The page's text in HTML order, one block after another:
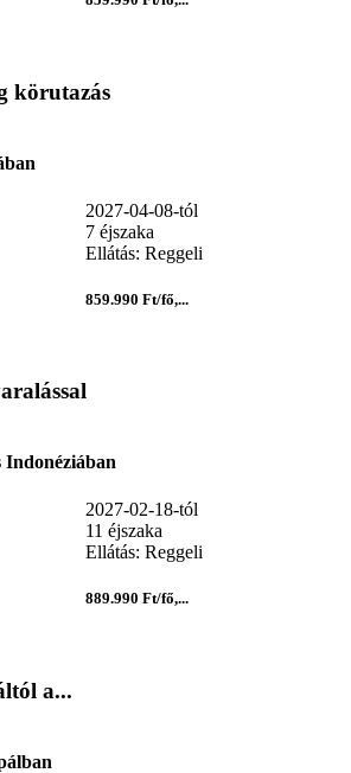
körutazás
2027-04-08-tól
7 éjszaka
Ellátás: Reggeli
859.990 Ft/fő,...
2027-02-18-tól
11 éjszaka
Ellátás: Reggeli
889.990 Ft/fő,...
a...